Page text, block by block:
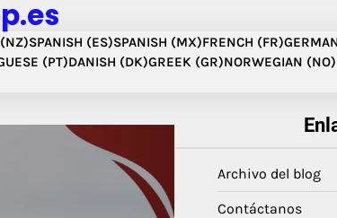
SPANISH (ES)SPANISH (MX)FRENCH (FR)
(PT)DANISH (DK)GREEK (GR)NORWEGIAN (NO)
Archivo del blog
Contáctanos